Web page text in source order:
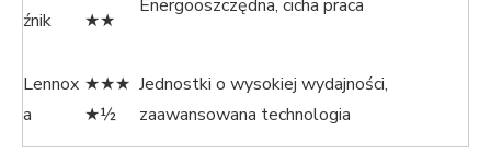
źnik
★★
Energooszczędna, cicha praca
Lennox
a
★★★
★½
Jednostki o wysokiej wydajności,
zaawansowana technologia